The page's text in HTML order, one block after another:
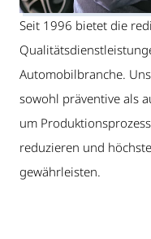
Seit 1996 bietet die
Automobilbranche.
sowohl präventive als
um
reduzieren und
gewährleisten.